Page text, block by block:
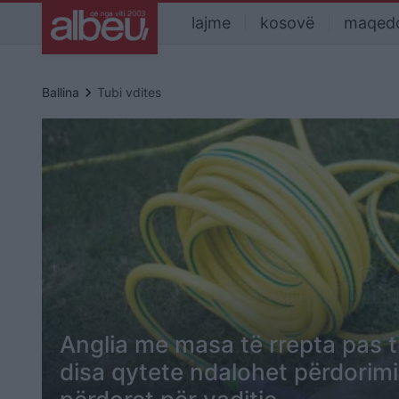
lajme kosovë
Ballina keyboard_arrow_right Tubi vdites
Anglia me masa të rrepta pas
disa qytete ndalohet